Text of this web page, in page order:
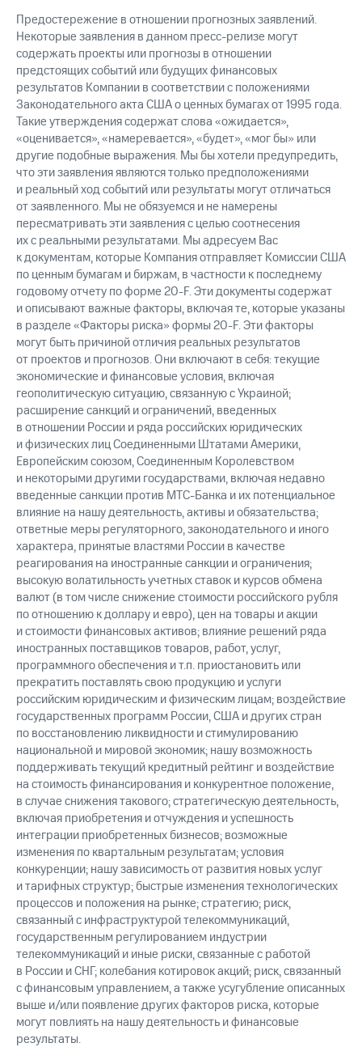
Предостережение в отношении прогнозных заявлений.
Некоторые заявления в данном пресс-релизе могут
содержать проекты или прогнозы в отношении
предстоящих событий или будущих финансовых
результатов Компании в соответствии с положениями
Законодательного акта США о ценных бумагах от 1995 года.
Такие утверждения содержат слова «ожидается»,
«оценивается», «намеревается», «будет», «мог бы» или
другие подобные выражения. Мы бы хотели предупредить,
что эти заявления являются только предположениями
и реальный ход событий или результаты могут отличаться
от заявленного. Мы не обязуемся и не намерены
пересматривать эти заявления с целью соотнесения
их с реальными результатами. Мы адресуем Вас
к документам, которые Компания отправляет Комиссии США
по ценным бумагам и биржам, в частности к последнему
годовому отчету по форме 20-F. Эти документы содержат
и описывают важные факторы, включая те, которые указаны
в разделе «Факторы риска» формы 20-F. Эти факторы
могут быть причиной отличия реальных результатов
от проектов и прогнозов. Они включают в себя: текущие
экономические и финансовые условия, включая
геополитическую ситуацию, связанную с Украиной;
расширение санкций и ограничений, введенных
в отношении России и ряда российских юридических
и физических лиц Соединенными Штатами Америки,
Европейским союзом, Соединенным Королевством
и некоторыми другими государствами, включая недавно
введенные санкции против МТС-Банка и их потенциальное
влияние на нашу деятельность, активы и обязательства;
ответные меры регуляторного, законодательного и иного
характера, принятые властями России в качестве
реагирования на иностранные санкции и ограничения;
высокую волатильность учетных ставок и курсов обмена
валют (в том числе снижение стоимости российского рубля
по отношению к доллару и евро), цен на товары и акции
и стоимости финансовых активов; влияние решений ряда
иностранных поставщиков товаров, работ, услуг,
программного обеспечения и т.п. приостановить или
прекратить поставлять свою продукцию и услуги
российским юридическим и физическим лицам; воздействие
государственных программ России, США и других стран
по восстановлению ликвидности и стимулированию
национальной и мировой экономик; нашу возможность
поддерживать текущий кредитный рейтинг и воздействие
на стоимость финансирования и конкурентное положение,
в случае снижения такового; стратегическую деятельность,
включая приобретения и отчуждения и успешность
интеграции приобретенных бизнесов; возможные
изменения по квартальным результатам; условия
конкуренции; нашу зависимость от развития новых услуг
и тарифных структур; быстрые изменения технологических
процессов и положения на рынке; стратегию; риск,
связанный с инфраструктурой телекоммуникаций,
государственным регулированием индустрии
телекоммуникаций и иные риски, связанные с работой
в России и СНГ; колебания котировок акций; риск, связанный
с финансовым управлением, а также усугубление описанных
выше и/или появление других факторов риска, которые
могут повлиять на нашу деятельность и финансовые
результаты.